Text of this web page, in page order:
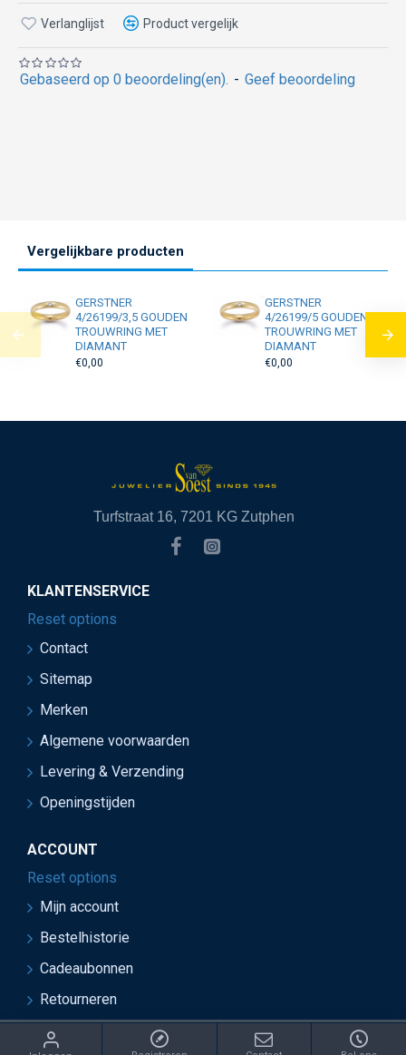
Gebaseerd op 0 beoordeling(en). - Geef beoordeling
Verlanglijst Product vergelijk
Vergelijkbare producten
GERSTNER
4/26199/3,5 GOUDEN
TROUWRING MET
DIAMANT
€0,00
GERSTNER
4/26199/5 GOUDEN
TROUWRING MET
DIAMANT
€0,00
Turfstraat 16, 7201 KG Zutphen
KLANTENSERVICE
Reset options
Contact
Sitemap
Merken
Algemene voorwaarden
Levering & Verzending
Openingstijden
ACCOUNT
Reset options
Mijn account
Bestelhistorie
Cadeaubonnen
Retourneren
2021 Juwelier van Soest - Ontwikkeld door OnlineBouwers